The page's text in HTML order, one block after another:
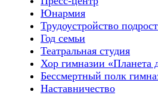
Юнармия
Трудоустройство
Год семьи
Театральная студия
Хор гимназии «Планета
Бессмертный полк
Наставничество